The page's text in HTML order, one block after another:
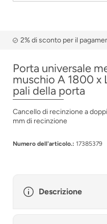
2% di sconto per il
Porta universale
muschio A 1800 x
pali della porta
Cancello di recinzione a
mm di recinzione
Numero dell'articolo.: 17385379
Descrizione